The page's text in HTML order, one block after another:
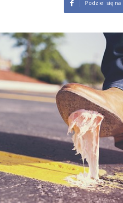
Podziel się na